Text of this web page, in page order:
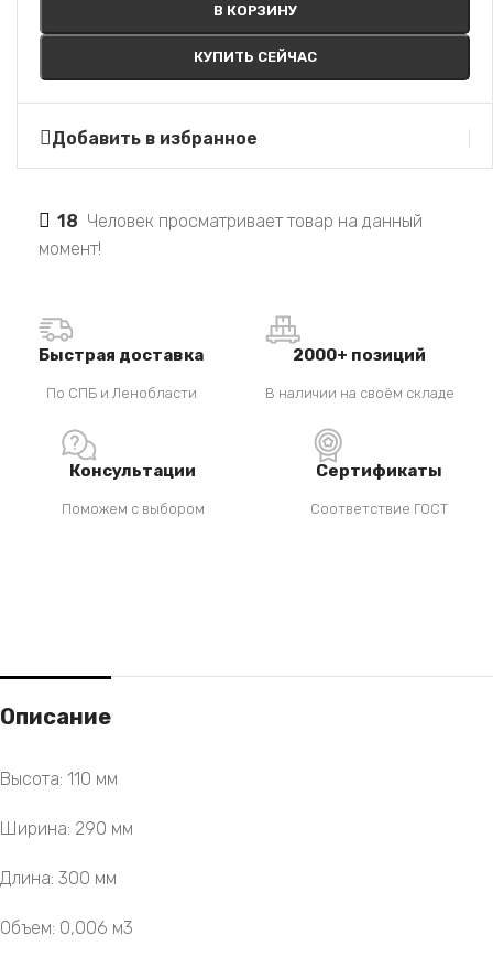
В КОРЗИНУ
КУПИТЬ СЕЙЧАС
Добавить в избранное
18 Человек просматривает товар на данный
момент!
Быстрая доставка
По СПБ и Ленобласти
2000+ позиций
В наличии на своём складе
Консультации
Поможем с выбором
Сертификаты
Соответствие ГОСТ
Описание
Высота: 110 мм
Ширина: 290 мм
Длина: 300 мм
Объем: 0,006 м3